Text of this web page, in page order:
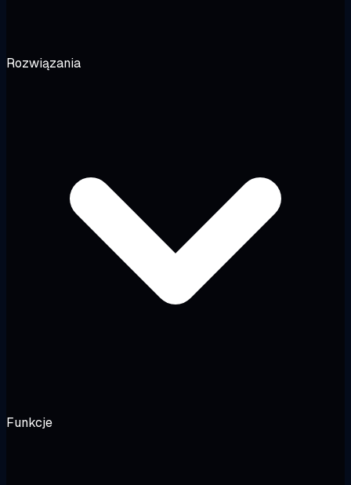
Rozwiązania
Funkcje